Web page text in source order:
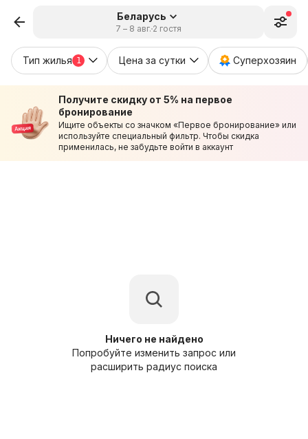
Беларусь
7 – 8 авг. 2 гостя
Тип жилья 1 Цена за сутки Суперхозяин
Получите скидку от 5% на первое
бронирование
Ищите объекты со значком «Первое бронирование» или
используйте специальный фильтр. Чтобы скидка
применилась, не забудьте войти в аккаунт
Ничего не найдено
Попробуйте изменить запрос или
расширить радиус поиска